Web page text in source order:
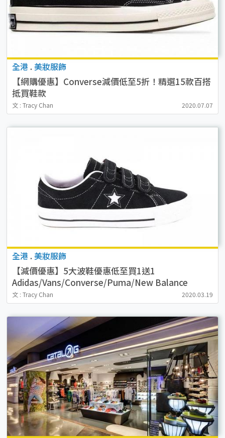
全港 . 美妝服飾
【網購優惠】Converse減價低至5折！精選15款百搭
抵買鞋款
文 : Tracy Chan 2020.07.07
全港 . 美妝服飾
【減價優惠】5大波鞋優惠低至買1送1
Adidas/Vans/Converse/Puma/New Balance
文 : Tracy Chan 2020.03.19